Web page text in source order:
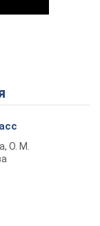
О. М.